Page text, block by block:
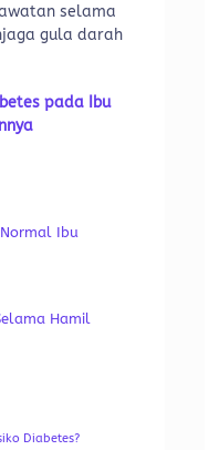
selama
gula darah
pada Ibu
Ibu
Hamil
Diabetes?